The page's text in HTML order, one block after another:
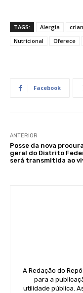
TAGS: Alergia
Nutricional
Oferece
Facebook
ANTERIOR
Posse da nova
geral do Distrito
será transmitida ao
A Redação do
para a
utilidade pública.